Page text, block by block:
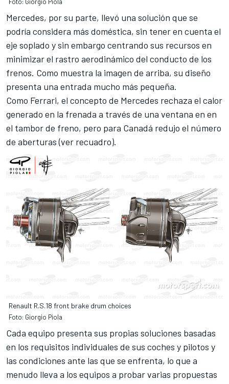
Foto: Giorgio Piola
Mercedes, por su parte, llevó una solución que se
podría considera más doméstica, sin tener en cuenta el
eje soplado y sin embargo centrando sus recursos en
minimizar el rastro aerodinámico del conducto de los
frenos. Como muestra la imagen de arriba, su diseño
presenta una entrada mucho más pequeña.
Como Ferrari, el concepto de Mercedes rechaza el calor
generado en la frenada a través de una ventana en en
el tambor de freno, pero para Canadá redujo el número
de aberturas (ver recuadro).
Renault R.S.18 front brake drum choices
Foto: Giorgio Piola
Cada equipo presenta sus propias soluciones basadas
en los requisitos individuales de sus coches y pilotos y
las condiciones ante las que se enfrenta, lo que a
menudo lleva a los equipos a probar varias propuestas